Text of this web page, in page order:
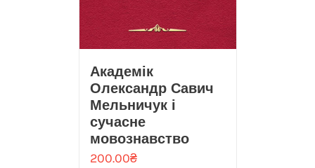
Академік
Олександр Савич
Мельничук і
сучасне
мовознавство
200.00₴